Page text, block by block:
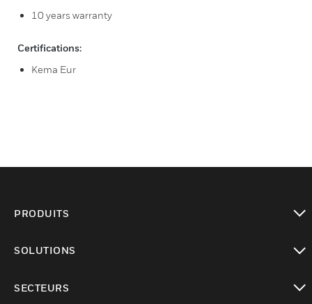
10 years warranty
Certifications:
Kema Eur
PRODUITS
SOLUTIONS
SECTEURS